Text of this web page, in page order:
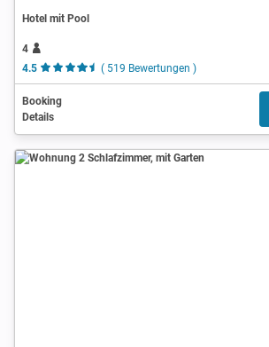
Hotel mit Pool
4
4.5
( 519 Bewertungen )
Booking
Details